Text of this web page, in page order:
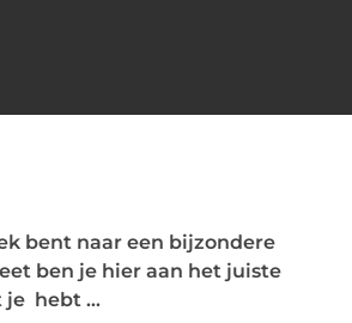
bent naar een bijzondere
ben je hier aan het juiste
je hebt ...